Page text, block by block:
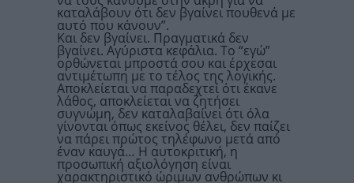
καταλάβουν ότι δεν βγαίνει πουθενά με
αυτό που κάνουν”.
Και δεν βγαίνει. Πραγματικά δεν
βγαίνει. Αγύριστα κεφάλια. Το “εγώ”
ορθώνεται μπροστά σου και έρχεσαι
αντιμέτωπη με το τέλος της λογικής.
Αποκλείεται να παραδεχτεί ότι έκανε
λάθος, αποκλείεται να ζητήσει
συγνώμη, δεν καταλαβαίνει ότι όλα
γίνονται όπως εκείνος θέλει, δεν παίζει
να πάρει πρώτος τηλέφωνο μετά από
έναν καυγά… Η αυτοκριτική, η
προσωπική αξιολόγηση είναι
χαρακτηριστικό ώριμων ανθρώπων κι